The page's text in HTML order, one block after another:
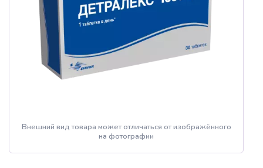
Внешний вид товара может отличаться от изображённого
на фотографии